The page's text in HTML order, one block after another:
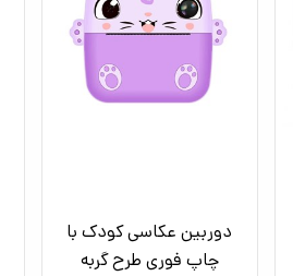
دوربین عکاسی کودک با
چاپ فوری طرح گربه